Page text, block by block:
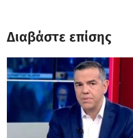
Διαβάστε επίσης